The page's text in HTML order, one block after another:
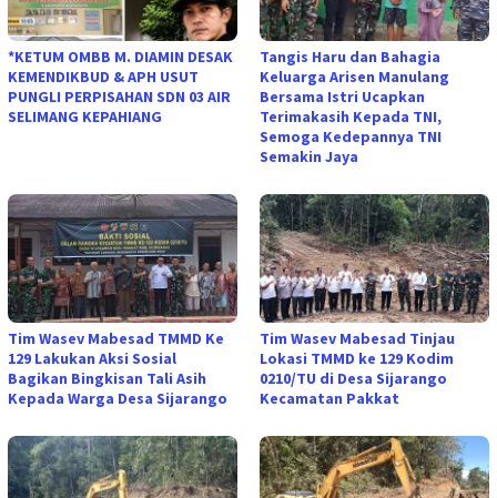
*KETUM OMBB M. DIAMIN DESAK
KEMENDIKBUD & APH USUT
PUNGLI PERPISAHAN SDN 03 AIR
SELIMANG KEPAHIANG
Tangis Haru dan Bahagia
Keluarga Arisen Manulang
Bersama Istri Ucapkan
Terimakasih Kepada TNI,
Semoga Kedepannya TNI
Semakin Jaya
Tim Wasev Mabesad TMMD Ke
129 Lakukan Aksi Sosial
Bagikan Bingkisan Tali Asih
Kepada Warga Desa Sijarango
Tim Wasev Mabesad Tinjau
Lokasi TMMD ke 129 Kodim
0210/TU di Desa Sijarango
Kecamatan Pakkat